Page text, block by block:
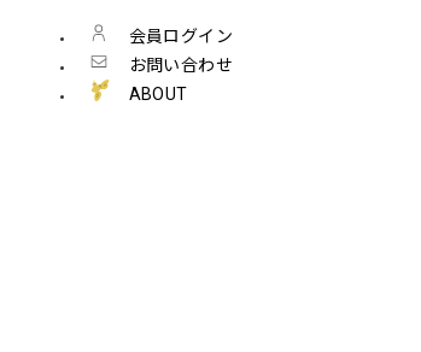
会員ログイン
お問い合わせ
ABOUT